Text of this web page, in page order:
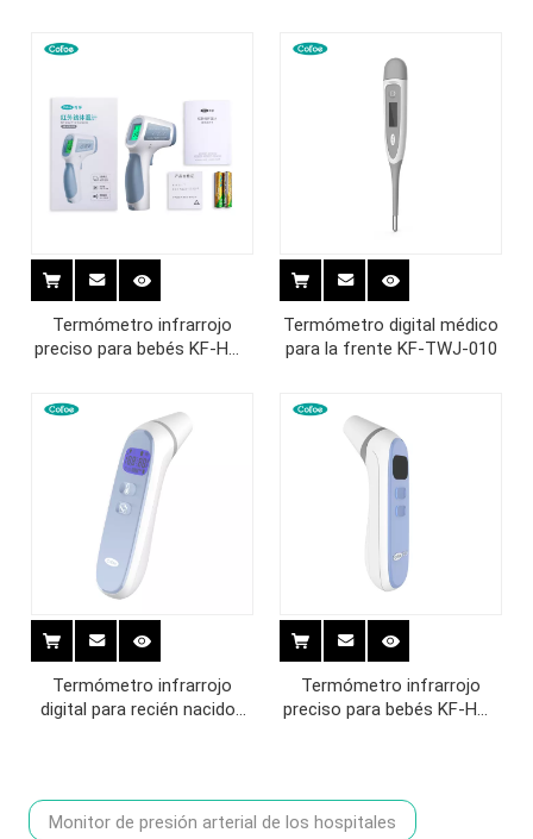
Termómetro infrarrojo
preciso para bebés KF-HW-
Termómetro digital médico
para la frente KF-TWJ-010
Termómetro infrarrojo
digital para recién nacidos
Termómetro infrarrojo
preciso para bebés KF-HW-
Monitor de presión arterial de los hospitales